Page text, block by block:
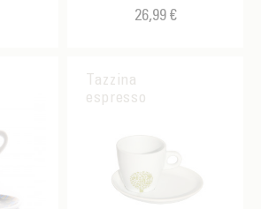
26,99 €
Tazzina
espresso